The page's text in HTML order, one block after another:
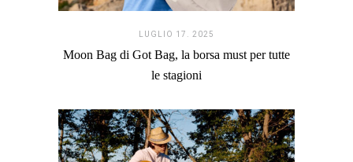
LUGLIO 17. 2025
Moon Bag di Got Bag, la borsa must per tutte
le stagioni